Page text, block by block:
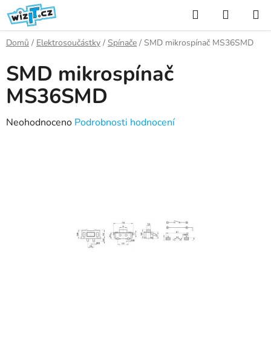
Přejít
na
obsah
Hledat
KOŠÍK
Domů / Elektrosoučástky / Spínače / SMD mikrospínač MS36SMD
SMD mikrospínač
MS36SMD
Průměrné
Neohodnoceno Podrobnosti hodnocení